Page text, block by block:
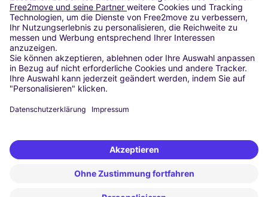
Paris
Madrid
Washington DC
Mailand
Rom
Turin
Wien
Berlin
Düsseldorf